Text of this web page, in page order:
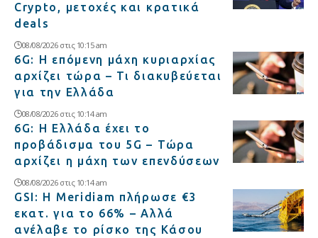
Crypto, μετοχές και κρατικά
deals
08/08/2026 στις 10:15 am
6G: Η επόμενη μάχη κυριαρχίας
αρχίζει τώρα – Τι διακυβεύεται
για την Ελλάδα
08/08/2026 στις 10:14 am
6G: Η Ελλάδα έχει το
προβάδισμα του 5G – Τώρα
αρχίζει η μάχη των επενδύσεων
08/08/2026 στις 10:14 am
GSI: Η Meridiam πλήρωσε €3
εκατ. για το 66% – Αλλά
ανέλαβε το ρίσκο της Κάσου